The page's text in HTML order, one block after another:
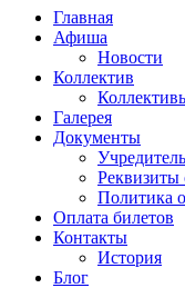
Главная
Афиша
Новости
Коллектив
Галерея
Документы
Реквизиты
Политика
Оплата билетов
Контакты
История
Блог